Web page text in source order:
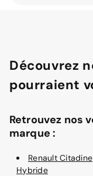
Découvrez
pourraient
Retrouvez nos
marque :
Renault Citadine
Hybride